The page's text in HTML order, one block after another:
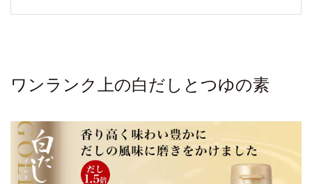
ワンランク上の白だしとつゆの素